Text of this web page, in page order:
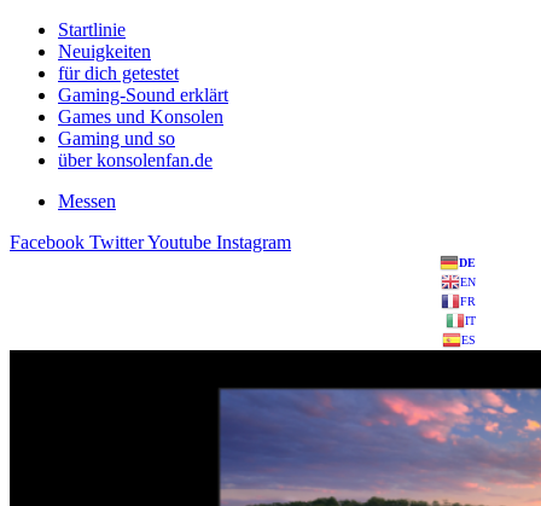
Startlinie
Neuigkeiten
für dich getestet
Gaming-Sound erklärt
Games und Konsolen
Gaming und so
über konsolenfan.de
Messen
Facebook TwitterYoutube Instagram
DE
EN
FR
IT
ES